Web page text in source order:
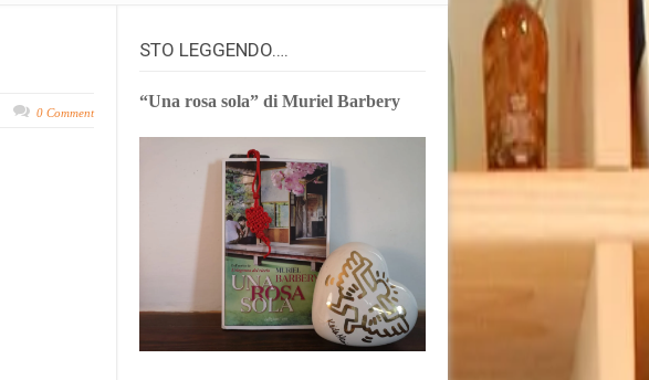
0 Comment
STO LEGGENDO….
“Una rosa sola” di Muriel Barbery